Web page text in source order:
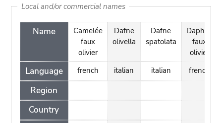
Local and/or commercial names
Name
Language
Region
Country
Camelée
faux
olivier
french
Dafne
olivella
italian
Dafne
spatolata
italian
Daphné
faux
olivier
french